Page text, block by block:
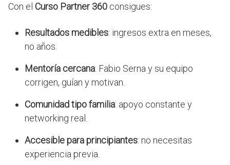
Con el Curso Partner 360 consigues:
Resultados medibles: ingresos extra en meses,
no años.
Mentoría cercana: Fabio Serna y su equipo
corrigen, guían y motivan.
Comunidad tipo familia: apoyo constante y
networking real.
Accesible para principiantes: no necesitas
experiencia previa.